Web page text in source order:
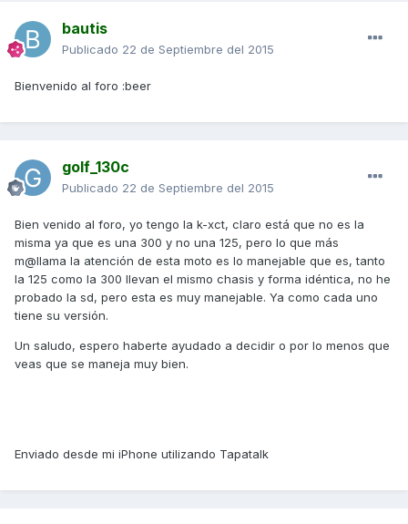
bautis
Publicado 22 de Septiembre del 2015
Bienvenido al foro :beer
golf_130c
Publicado 22 de Septiembre del 2015
Bien venido al foro, yo tengo la k-xct, claro está que no es la
misma ya que es una 300 y no una 125, pero lo que más
m@llama la atención de esta moto es lo manejable que es, tanto
la 125 como la 300 llevan el mismo chasis y forma idéntica, no he
probado la sd, pero esta es muy manejable. Ya como cada uno
tiene su versión.
Un saludo, espero haberte ayudado a decidir o por lo menos que
veas que se maneja muy bien.
Enviado desde mi iPhone utilizando Tapatalk